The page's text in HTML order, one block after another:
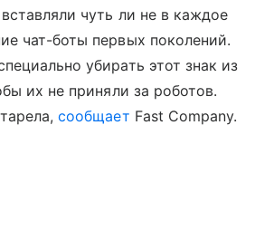
чуть ли не в каждое
чат-боты первых поколений.
убирать этот знак из
их не приняли за роботов.
сообщает Fast Company.